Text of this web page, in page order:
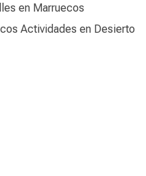
en Marruecos
Actividades en Desierto